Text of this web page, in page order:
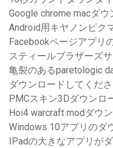
Google chrome macダ
Android用キヤノンピク
Facebookページアプリ
スティールブラザーズ
亀裂のあるparetologic
ダウンロードしてくだ
PMCスキン3Dダウンロ
Hoi4 warcraft modダウ
Windows 10アプリのダ
IPadの大きなアプリが